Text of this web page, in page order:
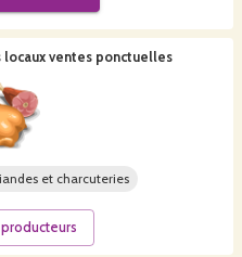
locaux ventes ponctuelles
et charcuteries